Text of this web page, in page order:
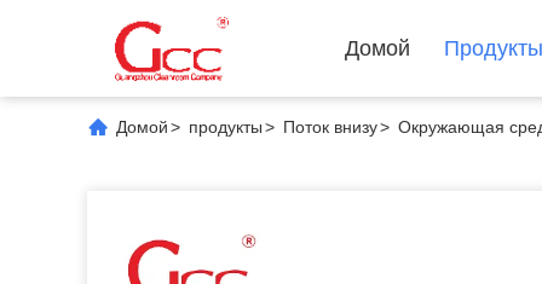
Домой Продукты
Домой> продукты> Поток внизу> Окружающая